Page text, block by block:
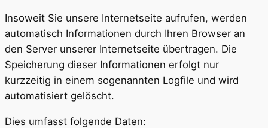
Insoweit Sie unsere Internetseite aufrufen, werden
automatisch Informationen durch Ihren Browser an
den Server unserer Internetseite übertragen. Die
Speicherung dieser Informationen erfolgt nur
kurzzeitig in einem sogenannten Logfile und wird
automatisiert gelöscht.
Dies umfasst folgende Daten: